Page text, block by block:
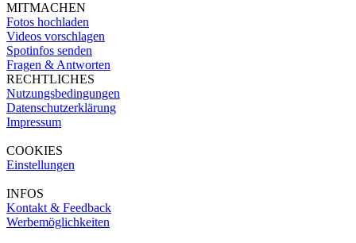
MITMACHEN
Fotos hochladen
Videos vorschlagen
Spotinfos senden
Fragen & Antworten
RECHTLICHES
Nutzungsbedingungen
Datenschutzerklärung
Impressum
COOKIES
Einstellungen
INFOS
Kontakt & Feedback
Werbemöglichkeiten